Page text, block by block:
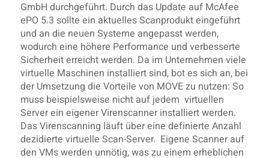
GmbH durchgeführt. Durch das Update auf McAfee
ePO 5.3 sollte ein aktuelles Scanprodukt eingeführt
und an die neuen Systeme angepasst werden,
wodurch eine höhere Performance und verbesserte
Sicherheit erreicht werden. Da im Unternehmen viele
virtuelle Maschinen installiert sind, bot es sich an, bei
der Umsetzung die Vorteile von MOVE zu nutzen: So
muss beispielsweise nicht auf jedem virtuellen
Server ein eigener Virenscanner installiert werden.
Das Virenscanning läuft über eine definierte Anzahl
dezidierte virtuelle Scan-Server. Eigene Scanner auf
den VMs werden unnötig, was zu einem erheblichen